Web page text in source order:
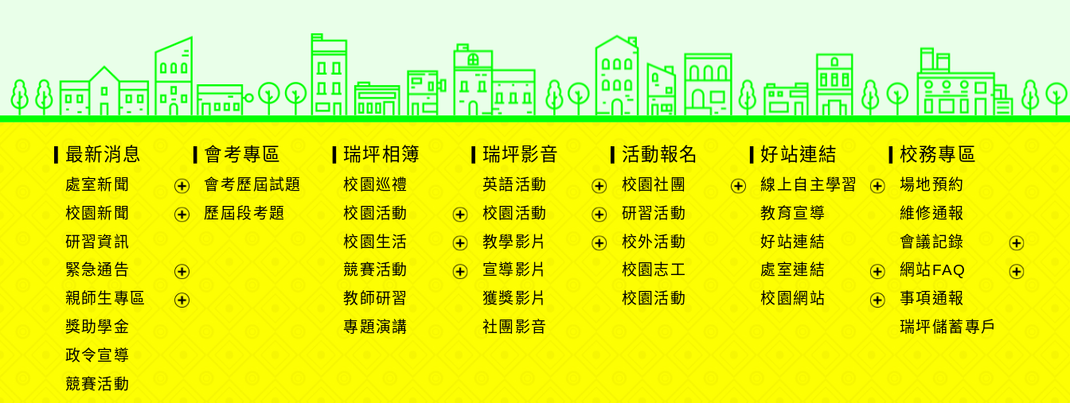
最新消息
處室新聞
展
開
單
校園新聞
選
單
研習資訊
緊急通告
展
親師生專區
獎助學金
政令宣導
競賽活動
會考專區
會考歷屆試題
歷屆段考題
瑞坪相簿
校園巡禮
校園活動
展
選
校園生活
展
競賽活動
教師研習
專題演講
瑞坪影音
英語活動
展
開
選
校園活動
展
教學影片
宣導影片
獲獎影片
社團影音
活動報名
校園社團
研習活動
校外活動
校園志工
校園活動
好站連結
線上自主學習
單
教育宣導
好站連結
處室連結
展
校園網站
校務專區
場地預約
維修通報
會議記錄
展
網站FAQ
事項通報
瑞坪儲蓄專戶